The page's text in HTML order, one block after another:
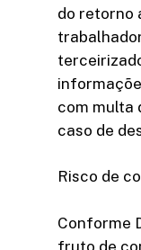
do retorno
com multa
caso de
Risco de
Conforme
fruto de